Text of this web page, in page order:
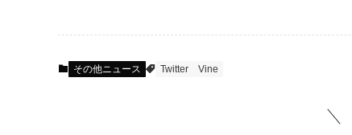
その他ニュース Twitter Vine